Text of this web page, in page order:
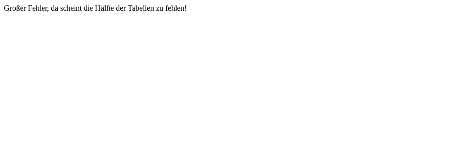
Großer Fehler, da scheint die Hälfte der Tabellen zu fehlen!